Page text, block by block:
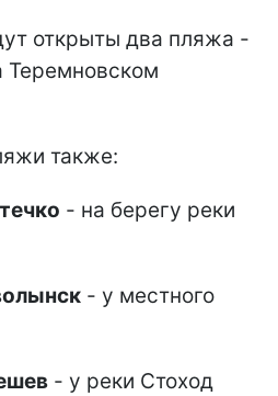
открыты два пляжа -
Теремновском
также:
- на берегу реки
- у местного
- у реки Стоход